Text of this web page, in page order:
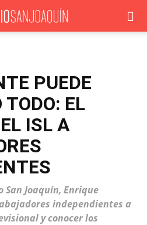
PUEDE
EL
ISL A
San Joaquín, Enrique
independientes a
y conocer los